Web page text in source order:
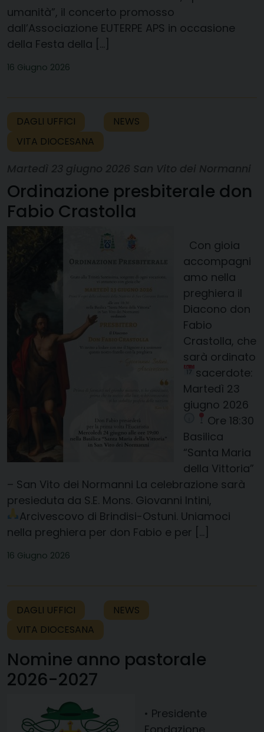
umanità”, il concerto promosso
dall’Associazione EUTERPE APS in occasione
della Festa della […]
16 Giugno 2026
DAGLI UFFICI
NEWS
VITA DIOCESANA
Ordinazione presbiterale don
Fabio Crastolla
Con gioia
accompagni
amo nella
preghiera il
Diacono don
Fabio
Crastolla, che
sarà ordinato
sacerdote:
Martedì 23
giugno 2026
Ore 18:30
Basilica
“Santa Maria
della Vittoria”
– San Vito dei Normanni La celebrazione sarà
presieduta da S.E. Mons. Giovanni Intini,
Arcivescovo di Brindisi-Ostuni. Uniamoci
nella preghiera per don Fabio e per […]
16 Giugno 2026
DAGLI UFFICI
NEWS
VITA DIOCESANA
Nomine anno pastorale
2026-2027
• Presidente